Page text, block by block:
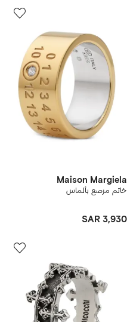
Maison Margiela
خاتم مرصع بألماس
SAR 3,930